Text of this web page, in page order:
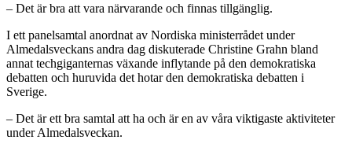
– Det är bra att vara närvarande och finnas tillgänglig.
I ett panelsamtal anordnat av Nordiska ministerrådet under
Almedalsveckans andra dag diskuterade Christine Grahn bland
annat techgiganternas växande inflytande på den demokratiska
debatten och huruvida det hotar den demokratiska debatten i
Sverige.
– Det är ett bra samtal att ha och är en av våra viktigaste aktiviteter
under Almedalsveckan.